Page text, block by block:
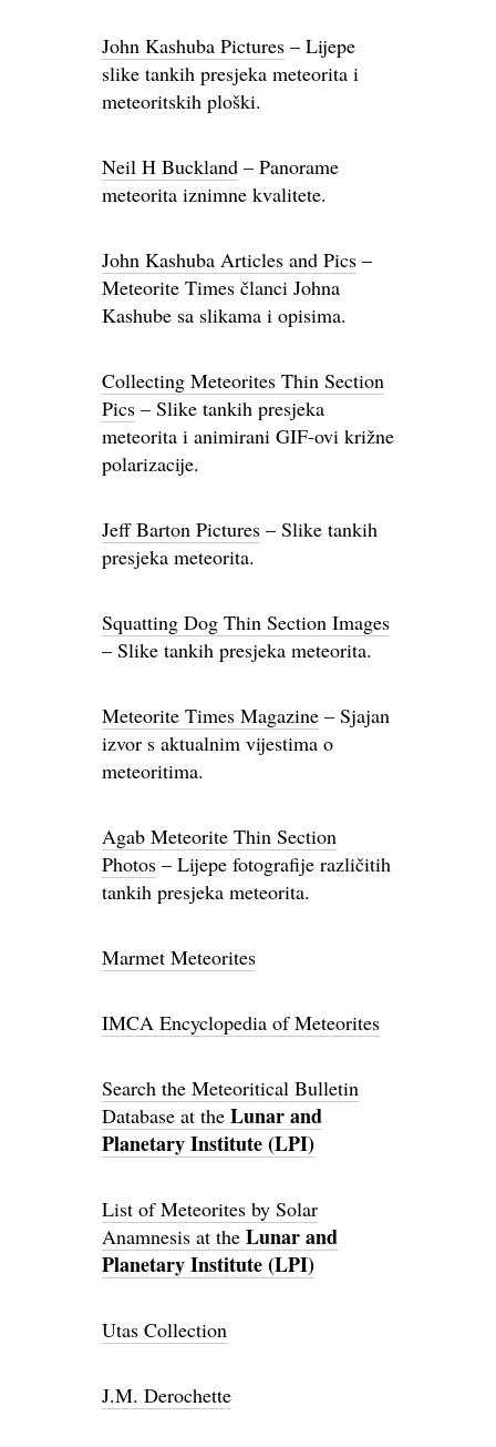
John Kashuba Pictures – Lijepe
slike tankih presjeka meteorita i
meteoritskih ploški.
Neil H Buckland – Panorame
meteorita iznimne kvalitete.
John Kashuba Articles and Pics –
Meteorite Times članci Johna
Kashube sa slikama i opisima.
Collecting Meteorites Thin Section
Pics – Slike tankih presjeka
meteorita i animirani GIF-ovi križne
polarizacije.
Jeff Barton Pictures – Slike tankih
presjeka meteorita.
Squatting Dog Thin Section Images
– Slike tankih presjeka meteorita.
Meteorite Times Magazine – Sjajan
izvor s aktualnim vijestima o
meteoritima.
Agab Meteorite Thin Section
Photos – Lijepe fotografije različitih
tankih presjeka meteorita.
Marmet Meteorites
IMCA Encyclopedia of Meteorites
Search the Meteoritical Bulletin
Database at the Lunar and
Planetary Institute (LPI)
List of Meteorites by Solar
Anamnesis at the Lunar and
Planetary Institute (LPI)
Utas Collection
J.M. Derochette